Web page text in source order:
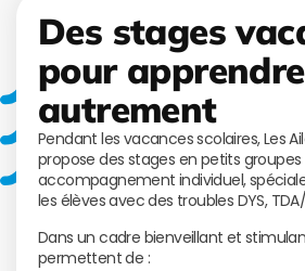
Des stages
pour apprendre
autrement
Pendant les vacances scolaires, Les
propose des stages en petits groupes
accompagnement individuel,
les élèves avec des troubles DYS,
Dans un cadre bienveillant et
permettent de :